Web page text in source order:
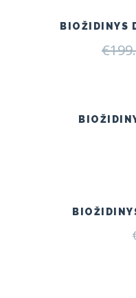
BIOŽIDINYS
€